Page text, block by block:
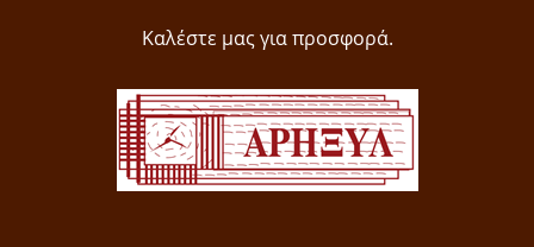
Καλέστε μας για προσφορά.